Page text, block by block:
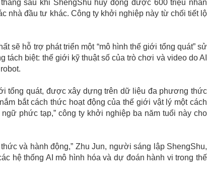
sau khi ShengShu huy động được 600 triệu nhân
nhà đầu tư khác. Công ty khởi nghiệp này từ chối tiết lộ
sẽ hỗ trợ phát triển một “mô hình thế giới tổng quát” sử
tách biệt: thế giới kỹ thuật số của trò chơi và video do AI
tổng quát, được xây dựng trên dữ liệu đa phương thức
bắt cách thức hoạt động của thế giới vật lý một cách
phức tạp,” công ty khởi nghiệp ba năm tuổi này cho
và hành động,” Zhu Jun, người sáng lập ShengShu,
hệ thống AI mô hình hóa và dự đoán hành vi trong thế